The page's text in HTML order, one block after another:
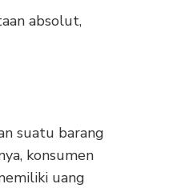
absolut,
suatu barang
konsumen
uang